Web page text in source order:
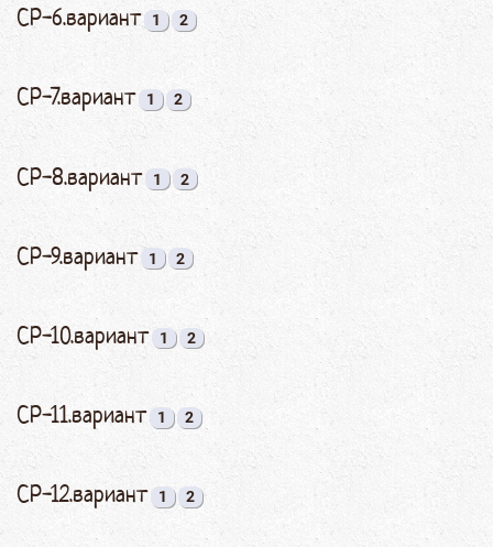
СР-6.вариант 1 2
СР-7.вариант 1 2
СР-8.вариант 1 2
СР-9.вариант 1 2
СР-10.вариант 1 2
СР-11.вариант 1 2
СР-12.вариант 1 2